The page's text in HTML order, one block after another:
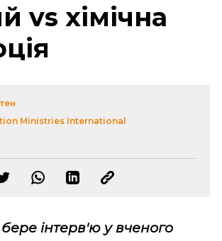
vs хімічна
Ministries International
інтерв'ю у вченого